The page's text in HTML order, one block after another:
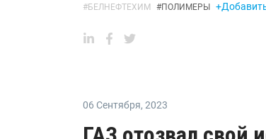
#БЕЛНЕФТЕХИМ #ПОЛИМЕРЫ
06 Сентября, 2023